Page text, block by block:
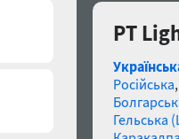
PT
Російська
Гельська